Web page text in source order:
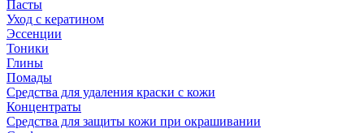
Пасты
Уход с кератином
Эссенции
Тоники
Глины
Помады
Средства для удаления краски с кожи
Концентраты
Средства для защиты кожи при окрашивании